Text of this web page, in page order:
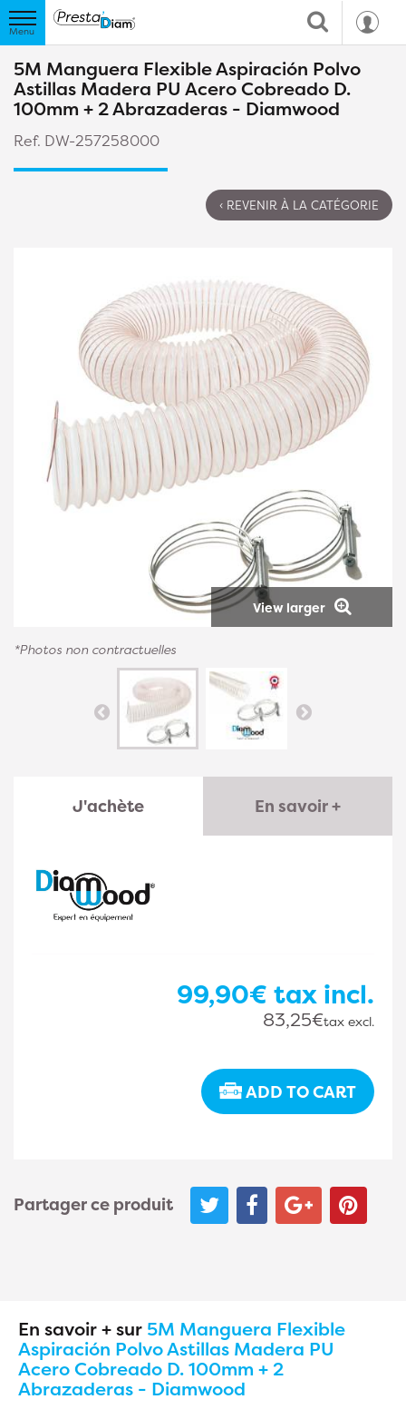
5M Manguera Flexible Aspiración Polvo
Astillas Madera PU Acero Cobreado D.
100mm + 2 Abrazaderas - Diamwood
Ref. DW-257258000
‹ REVENIR À LA CATÉGORIE
View larger
*Photos non contractuelles
J'achète En savoir +
99,90€ tax incl.
83,25€tax excl.
ADD TO CART
Partager ce produit
En savoir + sur 5M Manguera Flexible
Aspiración Polvo Astillas Madera PU
Acero Cobreado D. 100mm + 2
Abrazaderas - Diamwood